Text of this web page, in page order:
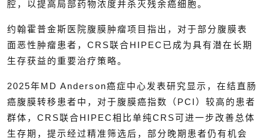
腔，以提高局部药物浓度并杀灭残余癌细胞。
约翰霍普金斯医院腹膜肿瘤项目指出，对于部分腹膜表
面恶性肿瘤患者，CRS联合HIPEC已成为具有潜在长期
生存获益的重要治疗策略。
2025年MD Anderson癌症中心发表研究显示，在结直肠
癌腹膜转移患者中，对于腹膜癌指数（PCI）较高的患者
群体，CRS联合HIPEC相比单纯CRS可进一步改善总体
生存期，提示经过精准筛选后，部分晚期患者仍有机会